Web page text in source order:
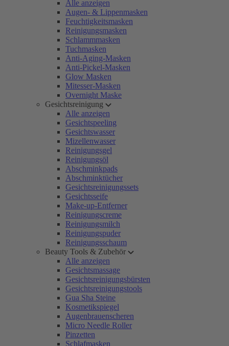
Alle anzeigen
Augen- & Lippenmasken
Feuchtigkeitsmasken
Reinigungsmasken
Schlammmasken
Tuchmasken
Anti-Aging-Masken
Anti-Pickel-Masken
Glow Masken
Mitesser-Masken
Overnight Maske
Gesichtsreinigung
Alle anzeigen
Gesichtspeeling
Gesichtswasser
Mizellenwasser
Reinigungsgel
Reinigungsöl
Abschminkpads
Abschminktücher
Gesichtsreinigungssets
Gesichtsseife
Make-up-Entferner
Reinigungscreme
Reinigungsmilch
Reinigungspuder
Reinigungsschaum
Beauty Tools & Zubehör
Alle anzeigen
Gesichtsmassage
Gesichtsreinigungsbürsten
Gesichtsreinigungstools
Gua Sha Steine
Kosmetikspiegel
Augenbrauenscheren
Micro Needle Roller
Pinzetten
Schlafmasken